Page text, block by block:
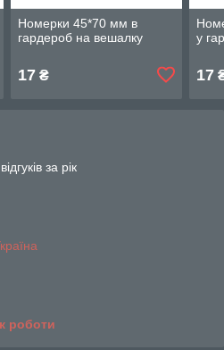
Номерки 45*70 мм в
гардероб на вешалку
17₴
у
17
за рік
роботи